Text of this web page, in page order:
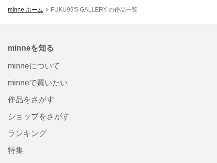
minne ホーム FUKU99'S GALLERY の作品一覧
minneを知る
minneについて
minneで買いたい
作品をさがす
ショップをさがす
ランキング
特集